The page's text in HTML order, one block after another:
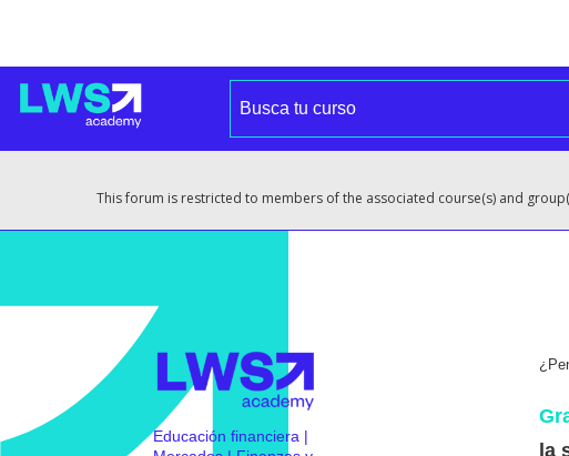
This forum is restricted to members of the associated course(s) and
Educación financiera |
la